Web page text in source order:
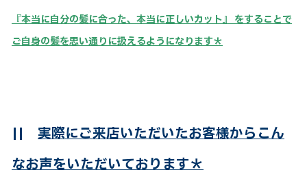
『本当に自分の髪に合った、本当に正しいカット』 をすることで
ご自身の髪を思い通りに扱えるようになります＊
|| 実際にご来店いただいたお客様からこん
なお声をいただいております＊